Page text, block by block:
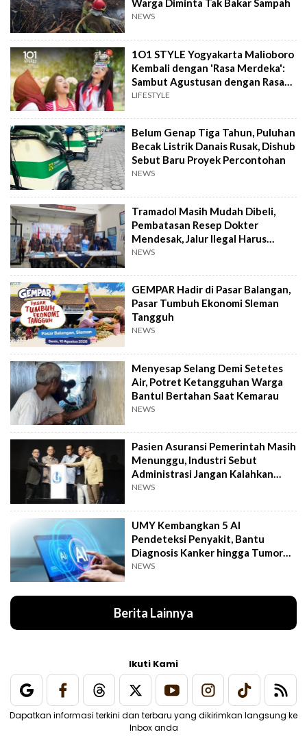
Warga Diminta Tak Bakar Sampah
NEWS
1O1 STYLE Yogyakarta Malioboro
Kembali dengan 'Rasa Merdeka':
Sambut Agustusan dengan Rasa
dan Tawa
LIFESTYLE
Belum Genap Tiga Tahun, Puluhan
Becak Listrik Danais Rusak, Dishub
Sebut Baru Proyek Percontohan
NEWS
Tramadol Masih Mudah Dibeli,
Pembatasan Resep Dokter
Mendesak, Jalur Ilegal Harus
Distop
NEWS
GEMPAR Hadir di Pasar Balangan,
Pasar Tumbuh Ekonomi Sleman
Tangguh
NEWS
Menyesap Selang Demi Setetes
Air, Potret Ketangguhan Warga
Bantul Bertahan Saat Kemarau
NEWS
Pasien Asuransi Pemerintah Masih
Menunggu, Industri Sebut
Administrasi Jangan Kalahkan
Kemanusiaan
NEWS
UMY Kembangkan 5 AI
Pendeteksi Penyakit, Bantu
Diagnosis Kanker hingga Tumor
Otak Lebih Cepat
NEWS
Berita Lainnya
Ikuti Kami
Dapatkan informasi terkini dan terbaru yang dikirimkan langsung ke
Inbox anda